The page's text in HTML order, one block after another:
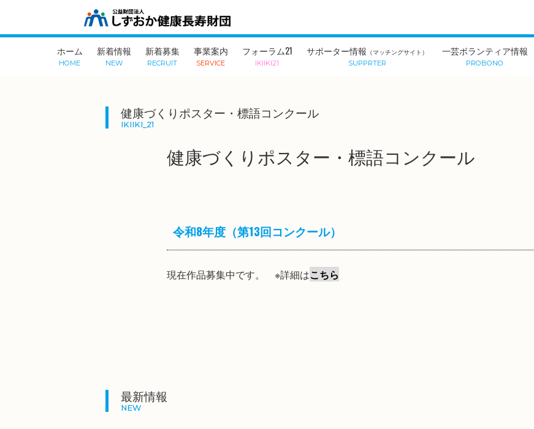
ホーム
HOME
新着情報
NEW
新着募集
RECRUIT
事業案内
SERVICE
フォーラム21
IKIIKI21
サポーター情報 （マッチングサイト）
SUPPRTER
一芸ボランティア情報
PROBONO
健康づくりポスター・標語コンクール
IKIIKI_21
健康づくりポスター・標語コンクール
令和8年度（第13回コンクール）
現在作品募集中です。 ※詳細はこちら
最新情報
NEW